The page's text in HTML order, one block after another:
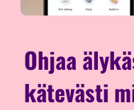
Ohjaa
kätevästi